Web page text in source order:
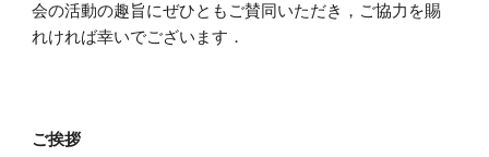
会の活動の趣旨にぜひともご賛同いただき，ご協力を賜
れければ幸いでございます．
ご挨拶